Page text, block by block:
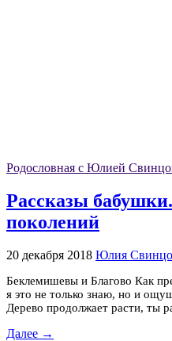
Родословная с Юлией
Рассказы
поколений
20 декабря 2018 Юлия
Беклемишевы и Благово Как
я это не только знаю, но и
Дерево продолжает расти, ты
Далее →